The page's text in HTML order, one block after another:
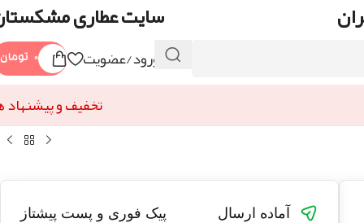
سایت عطاری
ورود/عضویت ۰ تومان
تخفیف و پیشنهاد
آماده ارسال
پیک فوری و پست پیشتاز